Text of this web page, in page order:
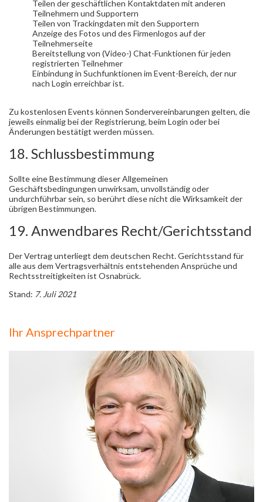
Teilen der geschäftlichen Kontaktdaten mit anderen
Teilnehmern und Supportern
Teilen von Trackingdaten mit den Supportern
Anzeige des Fotos und des Firmenlogos auf der
Teilnehmerseite
Bereitstellung von (Video-) Chat-Funktionen für jeden
registrierten Teilnehmer
Einbindung in Suchfunktionen im Event-Bereich, der nur
nach Login erreichbar ist.
Zu kostenlosen Events können Sondervereinbarungen gelten, die
jeweils einmalig bei der Registrierung, beim Login oder bei
Änderungen bestätigt werden müssen.
18. Schlussbestimmung
Sollte eine Bestimmung dieser Allgemeinen
Geschäftsbedingungen unwirksam, unvollständig oder
undurchführbar sein, so berührt diese nicht die Wirksamkeit der
übrigen Bestimmungen.
19. Anwendbares Recht/Gerichtsstand
Der Vertrag unterliegt dem deutschen Recht. Gerichtsstand für
alle aus dem Vertragsverhältnis entstehenden Ansprüche und
Rechtsstreitigkeiten ist Osnabrück.
Stand: 7. Juli 2021
Ihr Ansprechpartner